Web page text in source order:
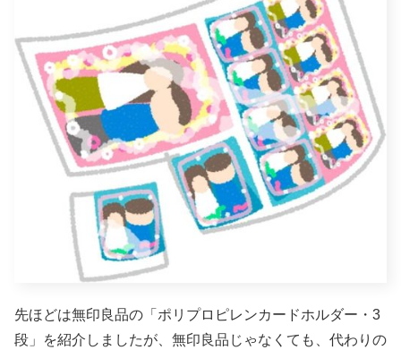
先ほどは無印良品の「ポリプロピレンカードホルダー・3
段」を紹介しましたが、無印良品じゃなくても、代わりの